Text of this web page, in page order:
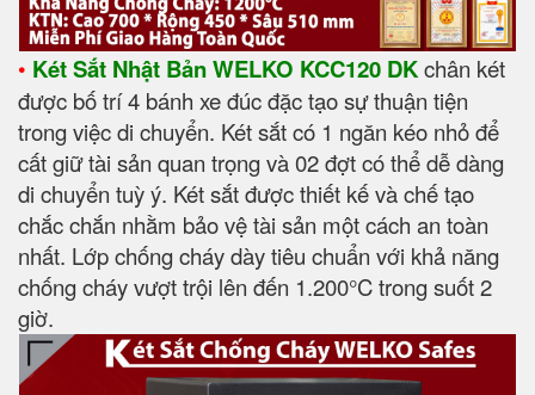
• Két Sắt Nhật Bản WELKO KCC120 DKchân két
được bố trí 4 bánh xe đúc đặc tạo sự thuận tiện
trong việc di chuyển. Két sắt có 1 ngăn kéo nhỏ để
cất giữ tài sản quan trọng và 02 đợt có thể dễ dàng
di chuyển tuỳ ý. Két sắt được thiết kế và chế tạo
chắc chắn nhằm bảo vệ tài sản một cách an toàn
nhất. Lớp chống cháy dày tiêu chuẩn với khả năng
chống cháy vượt trội lên đến 1.200°C trong suốt 2
giờ.